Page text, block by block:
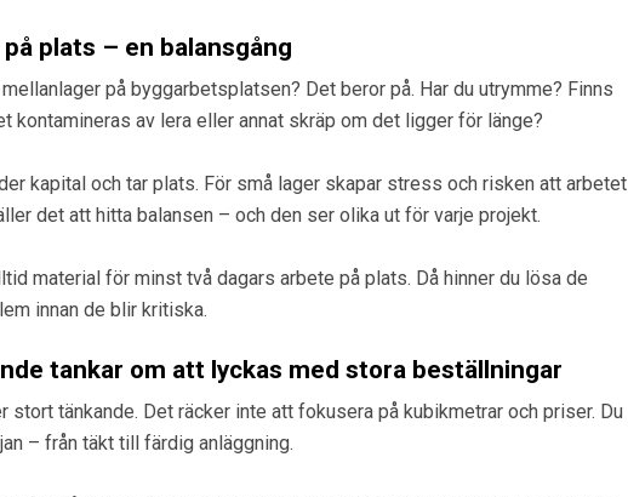
plats – en balansgång
på byggarbetsplatsen? Det beror på. Har du utrymme? Finns
kontamineras av lera eller annat skräp om det ligger för länge?
kapital och tar plats. För små lager skapar stress och risken att arbetet
det att hitta balansen – och den ser olika ut för varje projekt.
material för minst två dagars arbete på plats. Då hinner du lösa de
innan de blir kritiska.
tankar om att lyckas med stora beställningar
stort tänkande. Det räcker inte att fokusera på kubikmetrar och priser. Du
– från täkt till färdig anläggning.